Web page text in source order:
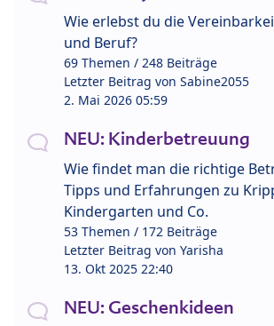
Wie erlebst du die
und Beruf?
69 Themen / 248 Beiträge
Letzter Beitrag von Sabine2055
2. Mai 2026 05:59
NEU: Kinderbetreuung
Wie findet man die richtige
Tipps und Erfahrungen zu
Kindergarten und Co.
53 Themen / 172 Beiträge
Letzter Beitrag von Yarisha
13. Okt 2025 22:40
NEU: Geschenkideen